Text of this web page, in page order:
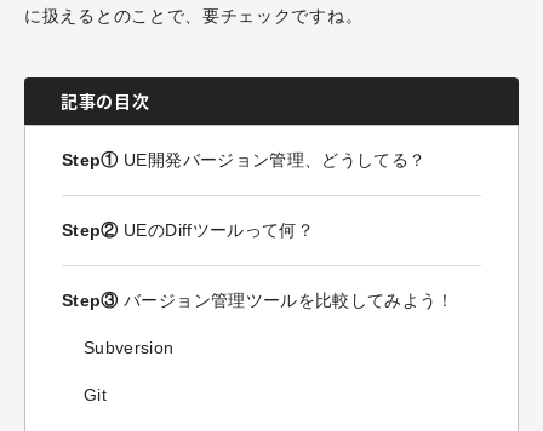
に扱えるとのことで、要チェックですね。
記事の目次
Step①UE開発バージョン管理、どうしてる？
Step②UEのDiffツールって何？
Step③バージョン管理ツールを比較してみよう！
Subversion
Git